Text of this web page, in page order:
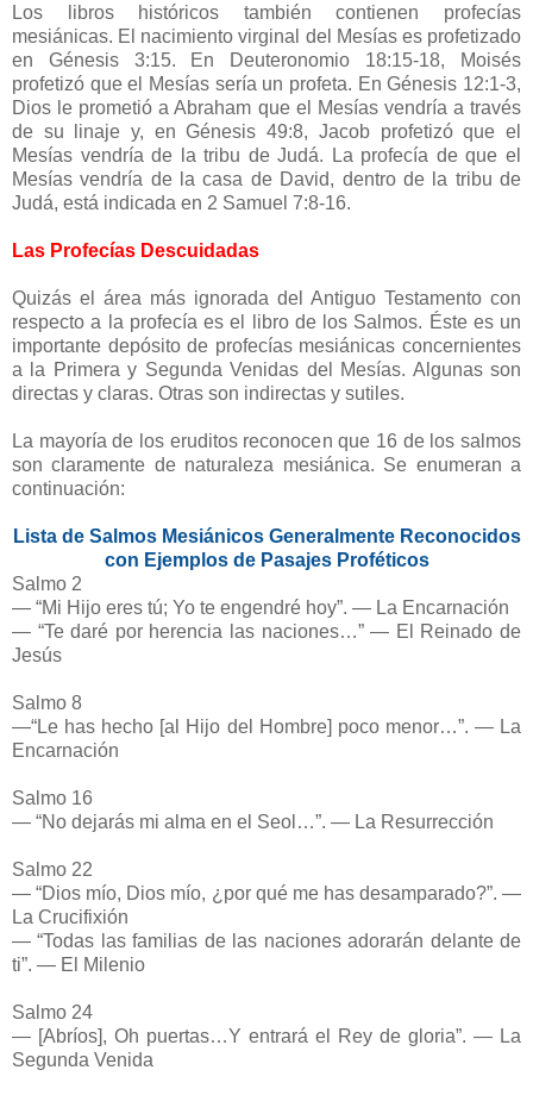
Los libros históricos también contienen profecías
mesiánicas. El nacimiento virginal del Mesías es profetizado
en Génesis 3:15. En Deuteronomio 18:15-18, Moisés
profetizó que el Mesías sería un profeta. En Génesis 12:1-3,
Dios le prometió a Abraham que el Mesías vendría a través
de su linaje y, en Génesis 49:8, Jacob profetizó que el
Mesías vendría de la tribu de Judá. La profecía de que el
Mesías vendría de la casa de David, dentro de la tribu de
Judá, está indicada en 2 Samuel 7:8-16.
Las Profecías Descuidadas
Quizás el área más ignorada del Antiguo Testamento con
respecto a la profecía es el libro de los Salmos. Éste es un
importante depósito de profecías mesiánicas concernientes
a la Primera y Segunda Venidas del Mesías. Algunas son
directas y claras. Otras son indirectas y sutiles.
La mayoría de los eruditos reconocen que 16 de los salmos
son claramente de naturaleza mesiánica. Se enumeran a
continuación:
Lista de Salmos Mesiánicos Generalmente Reconocidos
con Ejemplos de Pasajes Proféticos
Salmo 2
— “Mi Hijo eres tú; Yo te engendré hoy”. — La Encarnación
— “Te daré por herencia las naciones…” — El Reinado de
Jesús
Salmo 8
—“Le has hecho [al Hijo del Hombre] poco menor…”. — La
Encarnación
Salmo 16
— “No dejarás mi alma en el Seol…”. — La Resurrección
Salmo 22
— “Dios mío, Dios mío, ¿por qué me has desamparado?”. —
La Crucifixión
— “Todas las familias de las naciones adorarán delante de
ti”. — El Milenio
Salmo 24
— [Abríos], Oh puertas…Y entrará el Rey de gloria”. — La
Segunda Venida